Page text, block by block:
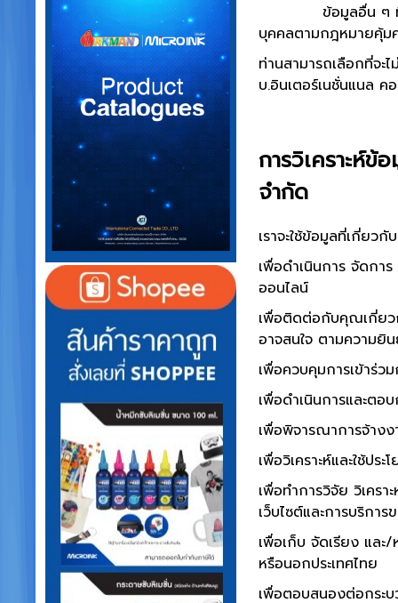
ข้อมูลอื่น ๆ ที่ท่านยิ
บุคคลตามกฎหมายคุ้ม
ท่านสามารถเลือกที่จะ
บ.อินเตอร์เนชั่นแนล ค
การวิเคราะห์
จำกัด
เราจะใช้ข้อมูลที่เกี่ย
เพื่อดำเนินการ จัดกา
ออนไลน์
เพื่อติดต่อกับคุณเกี่ยว
อาจสนใจ ตามความ
เพื่อควบคุมการเข้าร่ว
เพื่อดำเนินการและต
เพื่อพิจารณาการจ้าง
เพื่อวิเคราะห์และใช้ป
เพื่อทำการวิจัย วิเคร
เว็บไซต์และการบริการ
เพื่อเก็บ จัดเรียง แล
หรือนอกประเทศไทย
เพื่อตอบสนองต่อกระ